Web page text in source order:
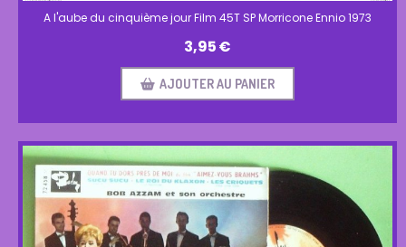
A l'aube du cinquième jour Film 45T SP Morricone Ennio 1973
3,95€
AJOUTER AU PANIER